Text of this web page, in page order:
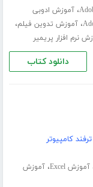
،آموزش ادوبی
،آموزش تدوین فیلم،
نرم افزار پریمیر
دانلود کتاب
کامپیوتر
آموزش Excel ،آموزش